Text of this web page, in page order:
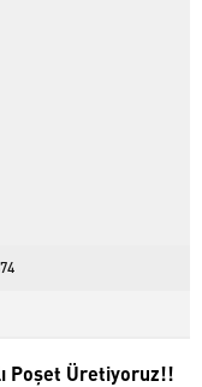
Poşet Üretiyoruz!!